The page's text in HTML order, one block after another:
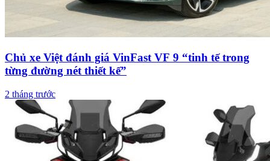
Chủ xe Việt đánh giá VinFast VF 9 “tinh tế trong
từng đường nét thiết kế”
2 tháng trước